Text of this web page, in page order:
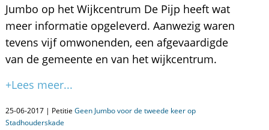
Jumbo op het Wijkcentrum De Pijp heeft wat
meer informatie opgeleverd. Aanwezig waren
tevens vijf omwonenden, een afgevaardigde
van de gemeente en van het wijkcentrum.
+Lees meer...
25-06-2017 | Petitie Geen Jumbo voor de tweede keer op
Stadhouderskade